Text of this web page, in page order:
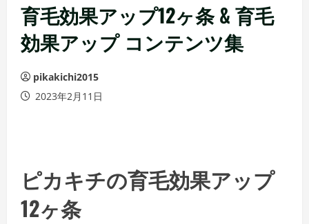
育毛効果アップ12ヶ条 & 育毛
効果アップ コンテンツ集
pikakichi2015
2023年2月11日
ピカキチの育毛効果アップ
12ヶ条